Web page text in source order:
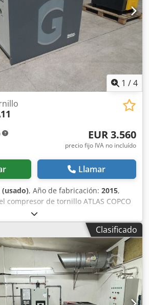
1 /4
EUR 3.560
precio fijo IVA no incluído
Llamar
, Año de fabricación: 2015,
compresor de tornillo ATLAS COPCO
Csdpfx Aowtf R Ushuorf
Potencia del motor: 11 kW Presión
7824 h Año: 2015 15200 netos
está en perfecto estado de
servicio posventa.
Clasificado